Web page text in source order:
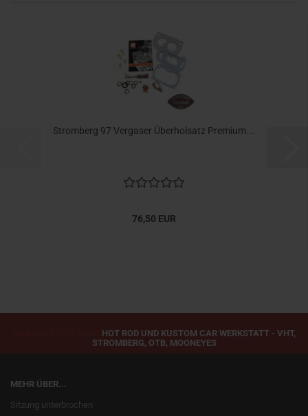
Stromberg 97 Vergaser Überholsatz Premium...
76,50 EUR
HOT ROD UND KUSTOM CAR WERKSTATT - VHT,
STROMBERG, OTB, MOONEYES
MEHR ÜBER...
Sitzung unterbrochen